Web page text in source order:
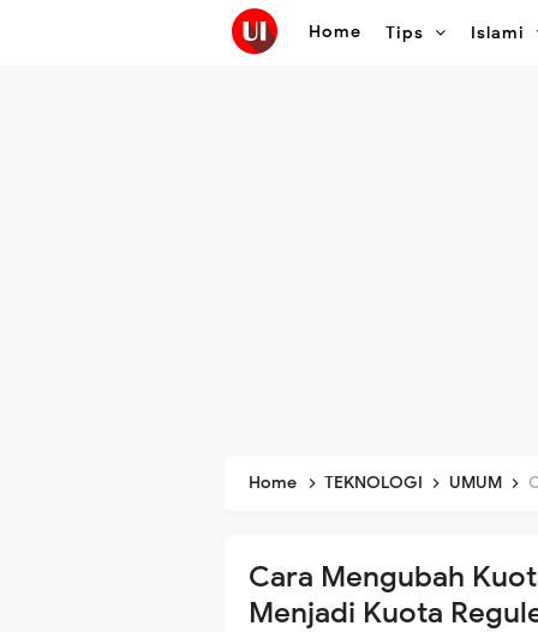
Home Tips Islami
Home TEKNOLOGI UMUM
Cara Mengubah
Menjadi Kuota